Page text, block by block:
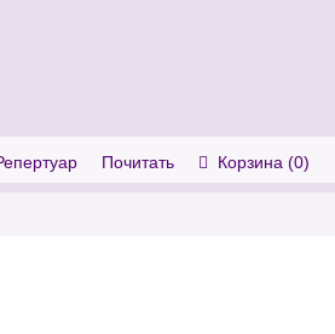
Почитать Корзина (0)